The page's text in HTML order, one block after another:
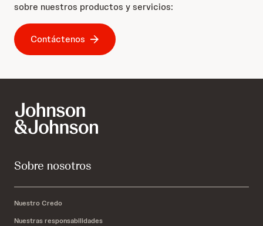
sobre nuestros productos y servicios:
Contáctenos
Sobre nosotros
Nuestro Credo
Nuestras responsabilidades